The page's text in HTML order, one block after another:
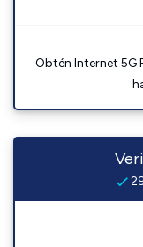
Obtén Internet 5G